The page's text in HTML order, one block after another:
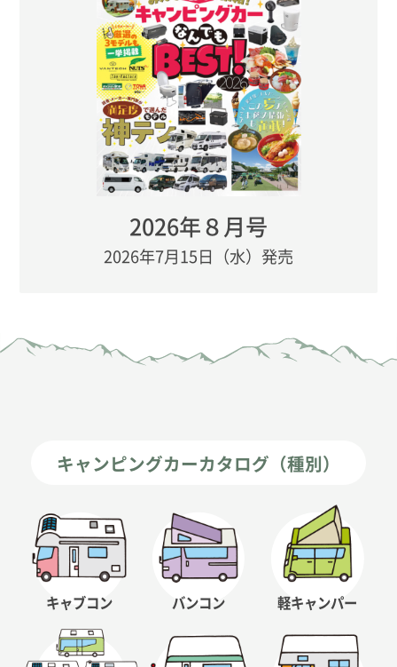
2026年８月号
2026年7月15日（水）発売
キャンピングカーカタログ（種別）
キャブコン バンコン 軽キャンパー